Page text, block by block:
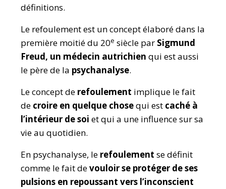
définitions.
Le refoulement est un concept élaboré dans la
première moitié du 20e siècle par Sigmund
Freud, un médecin autrichien qui est aussi
le père de la psychanalyse.
Le concept de refoulement implique le fait
de croire en quelque chosequi est caché à
l’intérieur de soi et qui a une influence sur sa
vie au quotidien.
En psychanalyse, le refoulement se définit
comme le fait devouloir se protéger de ses
pulsions en repoussant vers l’inconscient